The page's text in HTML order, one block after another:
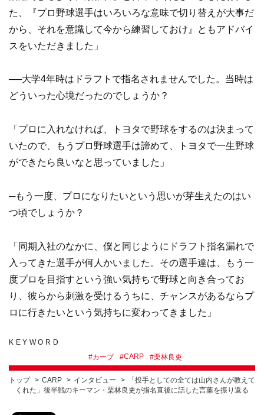
た、『プロ野球選手はいろいろな意味で切り替えが大事だ
から、それを意識して今から練習しておけ』ともアドバイ
スをいただきました」
──大学4年時はドラフトで指名されませんでした。当時は
どういった心境だったのでしょうか？
「プロに入れなければ、トヨタで野球をするのは決まって
いたので、もうプロ野球選手は諦めて、トヨタで一生野球
ができたら良いなと思っていました」
─もう一度、プロになりたいという思いが芽生えたのはい
つ頃でしょうか？
「同期入社のなかに、僕と同じようにドラフト指名漏れで
入ってきた選手が何人かいました。その選手達は、もう一
度プロを目指すという強い気持ちで野球と向き合ってお
り、彼らから刺激を受けるうちに、チャンスがあるならプ
ロに行きたいという気持ちに変わってきました」
KEYWORD
#カープ #CARP #栗林良吏
トップ CARP インタビュー
「投手としての全ては山内さんが教えて
くれた」後半戦のキーマン・栗林良吏が指名直後に話した言葉を振り返る